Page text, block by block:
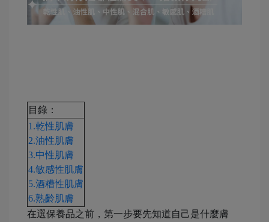
目錄：
1.乾性肌膚
2.油性肌膚
3.中性肌膚
4.敏感性肌膚
5.酒糟性肌膚
6.熟齡肌膚
在選保養品之前，第一步要先知道自己是什麼膚